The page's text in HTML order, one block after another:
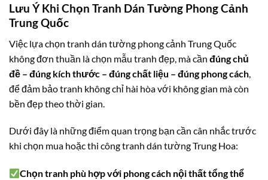
Lưu Ý Khi Chọn Tranh Dán Tường Phong Cảnh
Trung Quốc
Việc lựa chọn tranh dán tường phong cảnh Trung Quốc
không đơn thuần là chọn mẫu tranh đẹp, mà cần đúng chủ
đề – đúng kích thước – đúng chất liệu – đúng phong cách
để đảm bảo tranh không chỉ hài hòa với không gian mà còn
bền đẹp theo thời gian.
Dưới đây là những điểm quan trọng bạn cần cân nhắc trước
khi chọn mua hoặc thi công tranh dán tường Trung Hoa:
Chọn tranh phù hợp với phong cách nội thất tổng thể